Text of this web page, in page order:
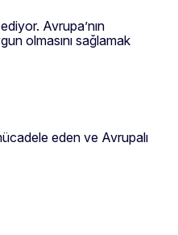
Avrupa’nın
olmasını sağlamak
eden ve Avrupalı